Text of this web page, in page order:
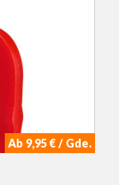
Ab 9,95 € / Gde.